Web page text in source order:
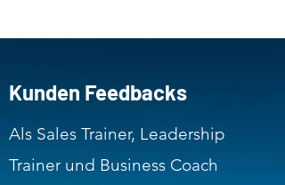
Kunden Feedbacks
Als Sales Trainer, Leadership
Trainer und Business Coach